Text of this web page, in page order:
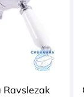
Ravslezak